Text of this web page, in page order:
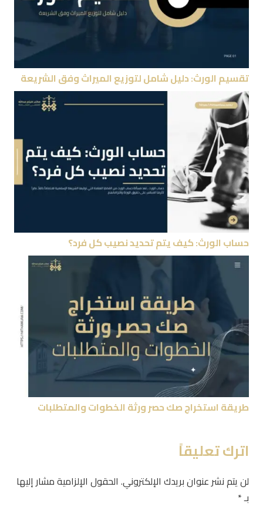
تقسيم الورث: دليل شامل لتوزيع الميراث وفق الشريعة
حساب الورث: كيف يتم تحديد نصيب كل فرد؟
طريقة استخراج صك حصر ورثة الخطوات والمتطلبات
اترك تعليقاً
لن يتم نشر عنوان بريدك الإلكتروني. الحقول الإلزامية مشار إليها
بـ*